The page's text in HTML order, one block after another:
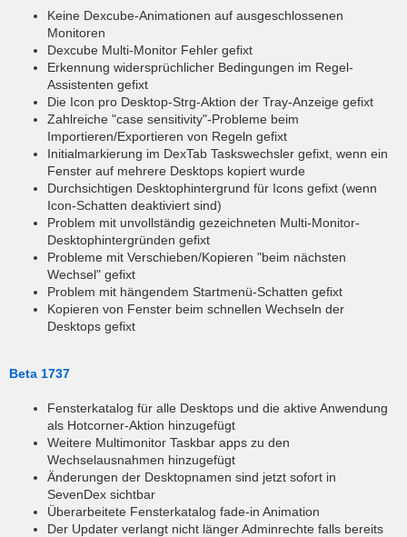
Keine Dexcube-Animationen auf ausgeschlossenen
Monitoren
Dexcube Multi-Monitor Fehler gefixt
Erkennung widersprüchlicher Bedingungen im Regel-
Assistenten gefixt
Die Icon pro Desktop-Strg-Aktion der Tray-Anzeige gefixt
Zahlreiche "case sensitivity"-Probleme beim
Importieren/Exportieren von Regeln gefixt
Initialmarkierung im DexTab Taskswechsler gefixt, wenn ein
Fenster auf mehrere Desktops kopiert wurde
Durchsichtigen Desktophintergrund für Icons gefixt (wenn
Icon-Schatten deaktiviert sind)
Problem mit unvollständig gezeichneten Multi-Monitor-
Desktophintergründen gefixt
Probleme mit Verschieben/Kopieren "beim nächsten
Wechsel" gefixt
Problem mit hängendem Startmenü-Schatten gefixt
Kopieren von Fenster beim schnellen Wechseln der
Desktops gefixt
Beta 1737
Fensterkatalog für alle Desktops und die aktive Anwendung
als Hotcorner-Aktion hinzugefügt
Weitere Multimonitor Taskbar apps zu den
Wechselausnahmen hinzugefügt
Änderungen der Desktopnamen sind jetzt sofort in
SevenDex sichtbar
Überarbeitete Fensterkatalog fade-in Animation
Der Updater verlangt nicht länger Adminrechte falls bereits